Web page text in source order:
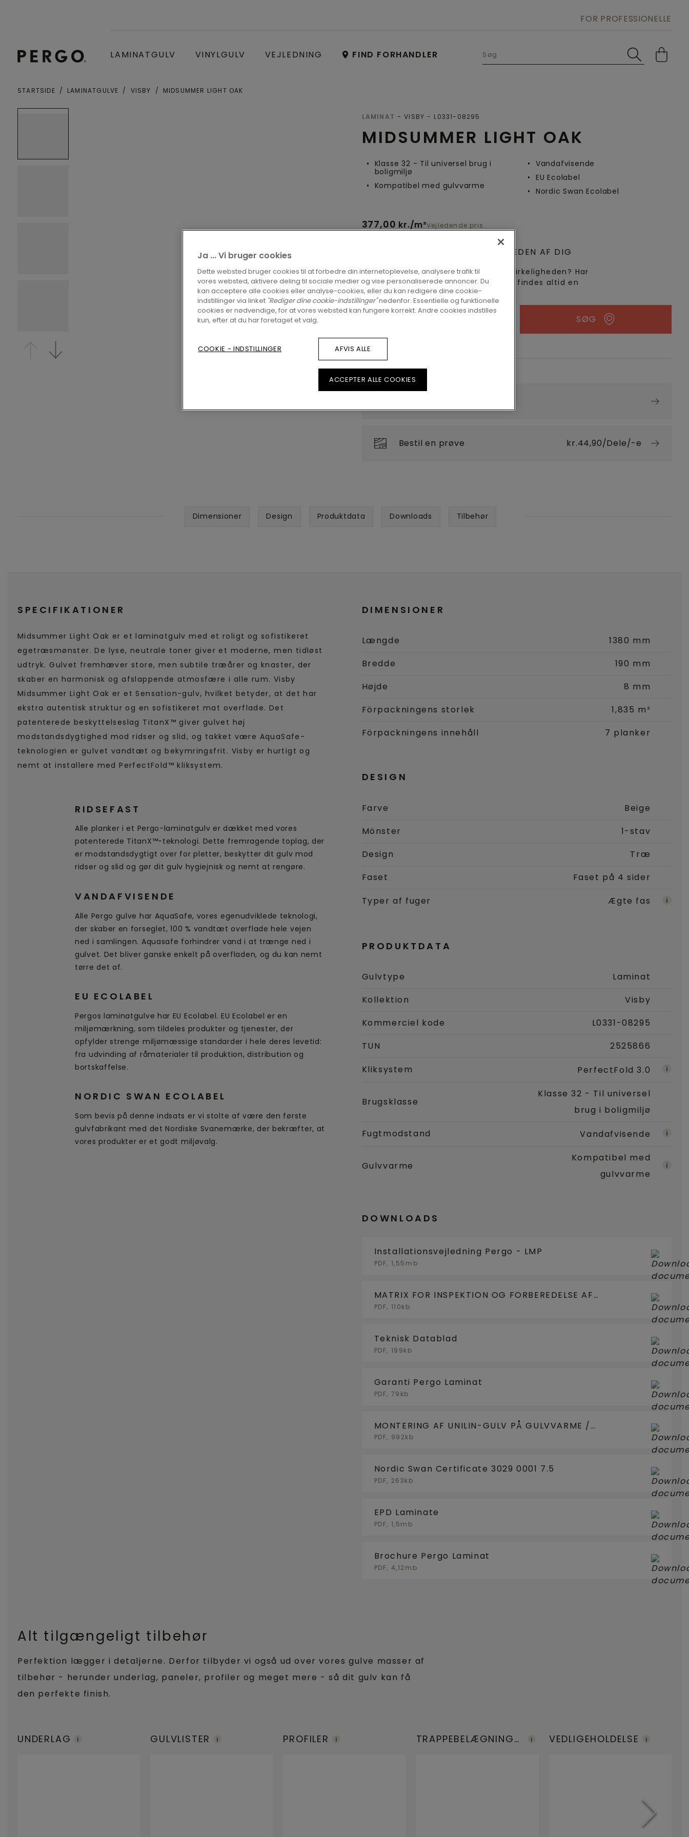
LAMINATGULV VINYLGULV VEJLEDNING FIND FORHANDLER
FOR PROFESSIONELLE
STARTSIDE LAMINATGULVE VISBY MIDSUMMER LIGHT OAK
Open image in lightbox
MIDSUMMER LIGHT OAK
LAMINAT VISBY L0331-08295
Klasse 32 - Til universel brug i
boligmiljø
Kompatibel med gulvvarme
Vandafvisende
EU Ecolabel
Nordic Swan Ecolabel
377,00 kr./m²Vejledende pris
FIND EN FORHANDLER I NÆRHEDEN AF DIG
Er du spændt på at se dette gulv i virkeligheden? Har
du stadigvæk nogle spørgsmål? Der findes altid en
forhandler i nærheden.
SØG
Bestil en prøve kr.44,90/Dele/-e
Dimensioner Design Produktdata Downloads Tilbehør
SPECIFIKATIONER
Midsummer Light Oak er et laminatgulv med et roligt og sofistikeret
egetræsmønster. De lyse, neutrale toner giver et moderne, men tidløst
udtryk. Gulvet fremhæver store, men subtile træårer og knaster, der
skaber en harmonisk og afslappende atmosfære i alle rum. Visby
Midsummer Light Oak er et Sensation-gulv, hvilket betyder, at det har
ekstra autentisk struktur og en sofistikeret mat overflade. Det
patenterede beskyttelseslag TitanX™ giver gulvet høj
modstandsdygtighed mod ridser og slid, og takket være AquaSafe-
teknologien er gulvet vandtæt og bekymringsfrit. Visby er hurtigt og
nemt at installere med PerfectFold™ kliksystem.
RIDSEFAST
Alle planker i et Pergo-laminatgulv er dækket med vores
patenterede TitanX™-teknologi. Dette fremragende toplag, der
er modstandsdygtigt over for pletter, beskytter dit gulv mod
ridser og slid og gør dit gulv hygiejnisk og nemt at rengøre.
VANDAFVISENDE
Alle Pergo gulve har AquaSafe, vores egenudviklede teknologi,
der skaber en forseglet, 100 % vandtæt overflade hele vejen
ned i samlingen. Aquasafe forhindrer vand i at trænge ned i
gulvet. Det bliver ganske enkelt på overfladen, og du kan nemt
tørre det af.
EU ECOLABEL
Pergos laminatgulve har EU Ecolabel. EU Ecolabel er en
miljømærkning, som tildeles produkter og tjenester, der
opfylder strenge miljømæssige standarder i hele deres levetid:
fra udvinding af råmaterialer til produktion, distribution og
bortskaffelse.
NORDIC SWAN ECOLABEL
Som bevis på denne indsats er vi stolte af være den første
gulvfabrikant med det Nordiske Svanemærke, der bekræfter, at
vores produkter er et godt miljøvalg.
DIMENSIONER
Længde
1380 mm
Bredde
190 mm
Højde
8 mm
Förpackningens storlek
1,835 m²
Förpackningens innehåll
7 planker
DESIGN
Farve
Beige
Mönster
1-stav
Design
Træ
Faset
Faset på 4 sider
Typer af fuger
Ægte fas
PRODUKTDATA
Gulvtype
Laminat
Kollektion
Visby
Kommerciel kode
L0331-08295
TUN
2525866
Kliksystem
PerfectFold 3.0
Brugsklasse
Klasse 32 - Til universel
brug i boligmiljø
Fugtmodstand
Vandafvisende
Gulvvarme
Kompatibel med
gulvvarme
DOWNLOADS
Installationsvejledning Pergo - LMP
PDF, 1,55mb
MATRIX FOR INSPEKTION OG FORBEREDELSE AF
UNDERGULV
PDF, 110kb
Teknisk Datablad
PDF, 199kb
Garanti Pergo Laminat
PDF, 79kb
MONTERING AF UNILIN-GULV PÅ GULVVARME /
GULVKØLING
PDF, 992kb
Nordic Swan Certificate 3029 0001 7.5
PDF, 263kb
EPD Laminate
PDF, 1,5mb
Brochure Pergo Laminat
PDF, 4,12mb
Alt tilgængeligt tilbehør
Perfektion lægger i detaljerne. Derfor tilbyder vi også ud over vores gulve masser af
tilbehør - herunder underlag, paneler, profiler og meget mere - så dit gulv kan få
den perfekte finish.
UNDERLAG GULVLISTER PROFILER
TRAPPEBELÆGNINGE
VEDLIGEHOLDELSE
Ja ... Vi bruger cookies
Dette websted bruger cookies til at forbedre din internetoplevelse, analysere trafik til
vores websted, aktivere deling til sociale medier og vise personaliserede annoncer. Du
kan acceptere alle cookies eller analyse-cookies, eller du kan redigere dine cookie-
indstillinger via linket "Rediger dine cookie-indstillinger"nedenfor. Essentielle og funktionelle
cookies er nødvendige, for at vores websted kan fungere korrekt. Andre cookies indstilles
kun, efter at du har foretaget et valg.
COOKIE - INDSTILLINGER AFVIS ALLE
ACCEPTER ALLE COOKIES